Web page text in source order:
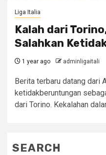
Liga Italia
Kalah dari
Salahkan
1 year ago adminligaitali
Berita terbaru datang dari
ketidakberuntungan
dari Torino. Kekalahan
SEARCH